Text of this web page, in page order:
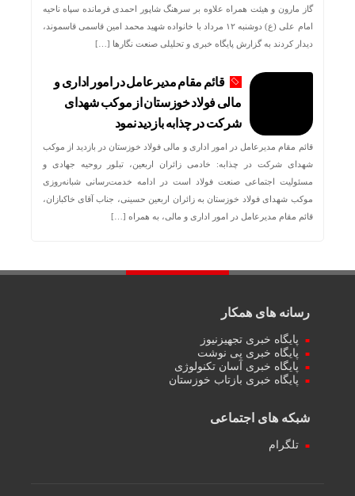
گاز مارون و هیئت همراه علاوه بر سرهنگ شاپور احمدی فرمانده سپاه ناحیه
امام علی (ع) دوشنبه ۱۲ مرداد با خانواده شهید محمد امین قاسمی قاسموند،
دیدار کردند به گزارش پایگاه خبری و تحلیلی صنعت نگارها […]
قائم مقام مدیرعامل در امور اداری و
مالی فولاد خوزستان از موکب شهدای
شرکت در چذابه بازدید نمود
قائم مقام مدیرعامل در امور اداری و مالی فولاد خوزستان در بازدید از موکب
شهدای شرکت در چذابه: خادمی زائران اربعین، تبلور روحیه جهادی و
مسئولیت اجتماعی صنعت فولاد است در ادامه خدمت‌رسانی شبانه‌روزی
موکب شهدای فولاد خوزستان به زائران اربعین حسینی، جناب آقای خاکبازان،
قائم مقام مدیرعامل در امور اداری و مالی، به همراه […]
رسانه های همکار
پایگاه خبری تجهیزنیوز
پایگاه خبری پی نوشت
پایگاه خبری آسان تکنولوژی
پایگاه خبری بازتاب خوزستان
شبکه های اجتماعی
تلگرام